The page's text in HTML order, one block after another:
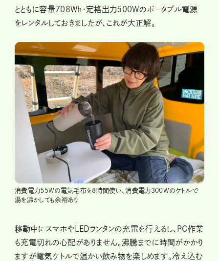
とともに容量708Wh・定格出力500Wのポータブル電源
をレンタルしておきましたが、これが大正解。
消費電力55Wの電気毛布を8時間使い、消費電力300Wのケトルで
湯を沸かしても余裕あり
移動中にスマホやLEDランタンの充電を行えるし、PC作業
も充電切れの心配がありません。沸騰までに時間がかかり
ますが電気ケトルで温かい飲み物を楽しめます。冷え込む